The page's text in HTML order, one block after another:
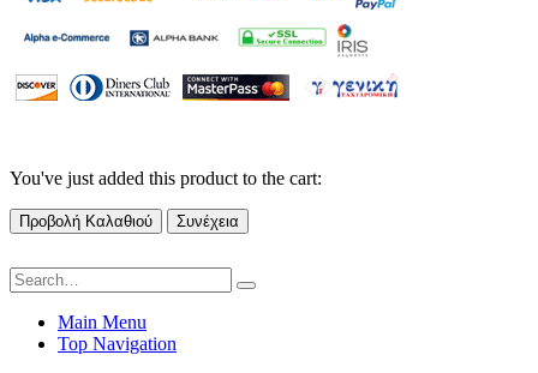
You've just added this product to the cart:
Προβολή Καλαθιού Συνέχεια
Main Menu
Top Navigation